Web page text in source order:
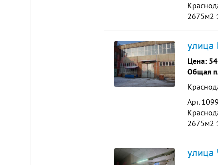
2675м2
улица
Цена:
Общая
Арт.
2675м2
улица